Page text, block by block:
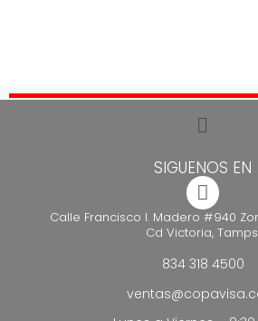
SIGUENOS EN
Calle Francisco I. Madero #940
Cd Victoria,
834 318 4500